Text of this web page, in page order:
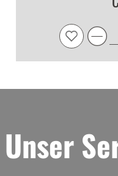
Erdbeere Likör
Feigenlikör
Erdbeere
Unser